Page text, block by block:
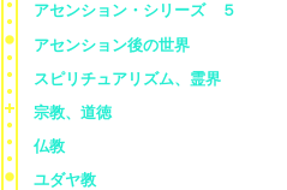
アセンション・シリーズ ５
アセンション後の世界
スピリチュアリズム、霊界
宗教、道徳
仏教
ユダヤ教